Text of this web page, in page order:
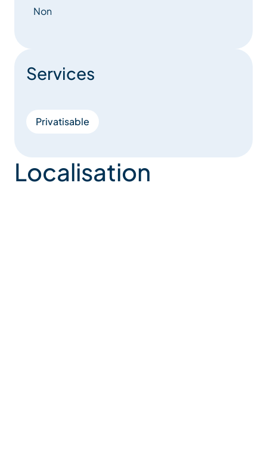
Non
Services
Privatisable
Localisation